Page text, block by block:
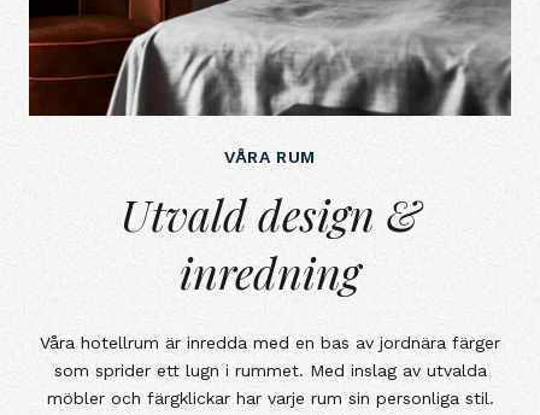
VÅRA RUM
Utvald design &amp; inredning
Utvald design &
inredning
Våra hotellrum är inredda med en bas av jordnära färger
som sprider ett lugn i rummet. Med inslag av utvalda
möbler och färgklickar har varje rum sin personliga stil.